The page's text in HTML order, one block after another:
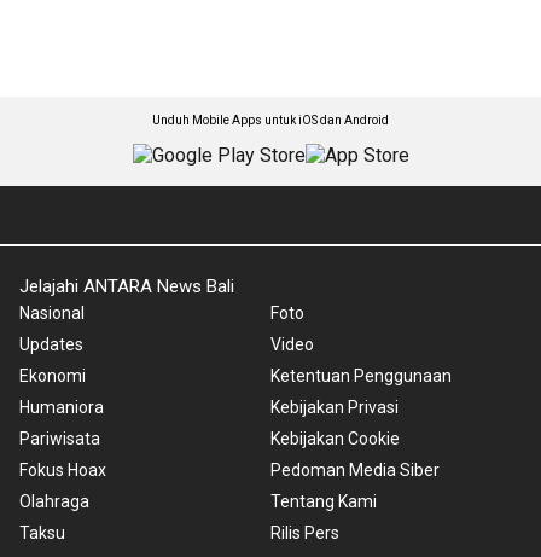
Unduh Mobile Apps untuk iOS dan Android
Jelajahi ANTARA News Bali
Nasional
Updates
Ekonomi
Humaniora
Pariwisata
Fokus Hoax
Olahraga
Taksu
Foto
Video
Ketentuan Penggunaan
Kebijakan Privasi
Kebijakan Cookie
Pedoman Media Siber
Tentang Kami
Rilis Pers